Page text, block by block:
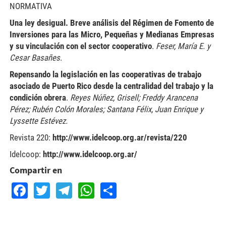
NORMATIVA
Una ley desigual. Breve análisis del Régimen de Fomento de
Inversiones para las Micro, Pequeñas y Medianas Empresas
y su vinculación con el sector cooperativo. Feser, María E. y
Cesar Basañes.
Repensando la legislación en las cooperativas de trabajo
asociado de Puerto Rico desde la centralidad del trabajo y la
condición obrera. Reyes Núñez, Grisell; Freddy Arancena
Pérez; Rubén Colón Morales; Santana Félix, Juan Enrique y
Lyssette Estévez.
Revista 220: http://www.idelcoop.org.ar/revista/220
Idelcoop: http://www.idelcoop.org.ar/
Compartir en
Facebook
TwitterTelegram
WhatsApp
Share